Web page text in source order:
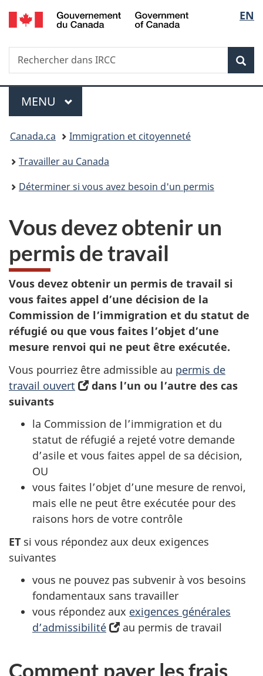
Passer
au
Passer
à
du
Passer
à
simplifiée
de
la
EN
Recherche
Rechercher
dans
Menu
MENU PRINCIPAL
Vous
êtes
ici :
Canada.ca
Immigration et citoyenneté
Travailler au Canada
Déterminer si vous avez besoin d'un permis
Vous devez obtenir un
permis de travail
Vous devez obtenir un permis de travail si
vous faites appel d’une décision de la
Commission de l’immigration et du statut de
réfugié ou que vous faites l’objet d’une
mesure renvoi qui ne peut être exécutée.
Vous pourriez être admissible au permis de
travail ouvert (
’
n
u
n
n
o
e
dans l’un ou l’autre des cas
suivants
la Commission de l’immigration et du
statut de réfugié a rejeté votre demande
d’asile et vous faites appel de sa décision,
OU
vous faites l’objet d’une mesure de renvoi,
mais elle ne peut être exécutée pour des
raisons hors de votre contrôle
ET si vous répondez aux deux exigences
suivantes
vous ne pouvez pas subvenir à vos besoins
fondamentaux sans travailler
vous répondez aux exigences générales
d’admissibilité (s’ouvre
au permis de travail
Comment payer les frais